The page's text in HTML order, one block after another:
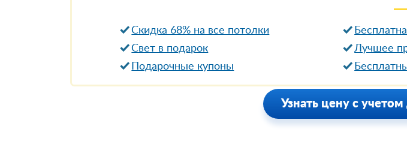
Скидка 68% на все потолки
Свет в подарок
Лучшее
Подарочные купоны
Узнать цену с